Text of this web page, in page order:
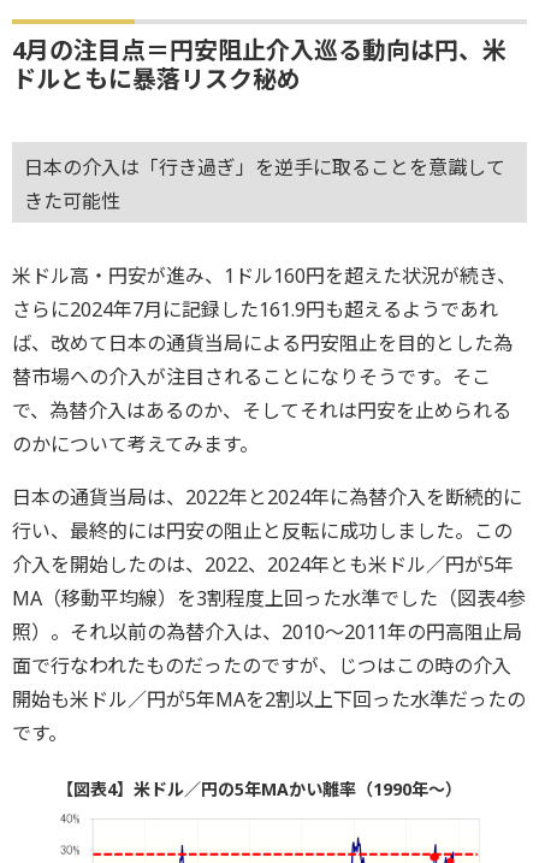
4月の注目点＝円安阻止介入巡る動向は円、米
ドルともに暴落リスク秘め
日本の介入は「行き過ぎ」を逆手に取ることを意識して
きた可能性
米ドル高・円安が進み、1ドル160円を超えた状況が続き、
さらに2024年7月に記録した161.9円も超えるようであれ
ば、改めて日本の通貨当局による円安阻止を目的とした為
替市場への介入が注目されることになりそうです。そこ
で、為替介入はあるのか、そしてそれは円安を止められる
のかについて考えてみます。
日本の通貨当局は、2022年と2024年に為替介入を断続的に
行い、最終的には円安の阻止と反転に成功しました。この
介入を開始したのは、2022、2024年とも米ドル／円が5年
MA（移動平均線）を3割程度上回った水準でした（図表4参
照）。それ以前の為替介入は、2010～2011年の円高阻止局
面で行なわれたものだったのですが、じつはこの時の介入
開始も米ドル／円が5年MAを2割以上下回った水準だったの
です。
【図表4】米ドル／円の5年MAかい離率（1990年～）